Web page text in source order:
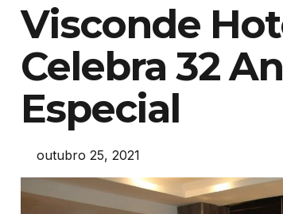
Visconde
Celebra 32
Especial
outubro 25, 2021